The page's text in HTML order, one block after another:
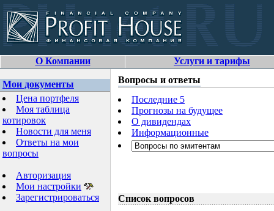
О Компании Услуги и тарифы
Мои документы
Цена портфеля
Моя таблица
котировок
Новости для меня
Ответы на мои
вопросы
Авторизация
Мои настройки
Зарегистрироваться
Вопросы и ответы
Последние 5
Прогнозы на будущее
О дивидендах
Информационные
Список вопросов